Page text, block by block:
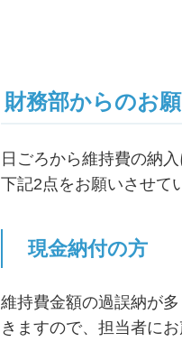
財務部からのお
日ごろから維持費の納
下記2点をお願いさせ
現金納付の方
維持費金額の過誤納が
きますので、担当者にお